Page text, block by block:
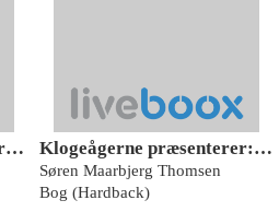
KlogeÅgerne præsenterer: Vidste du? 2 Klogeågerne præsenterer: Vidste du? 1
Søren Maarbjerg Thomsen
Bog (Hardback)